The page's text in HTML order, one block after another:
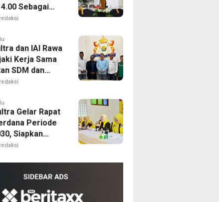
4.00 Sebagai
redaksi
dan IAI Rawa
Kerja Sama
SDM dan
redaksi
Gelar Rapat
Periode
Siapkan
KPPG
redaksi